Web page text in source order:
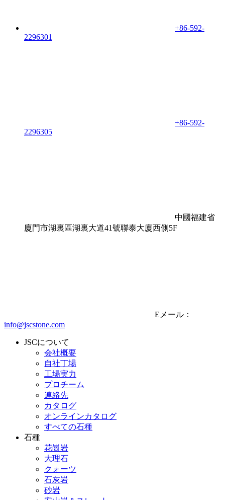
+86-592-
2296301
+86-592-
2296305
中國福建省
廈門市湖裏區湖裏大道41號聯泰大廈西側5F
Eメール：
info@jscstone.com
JSCについて
会社概要
自社丁場
工場実力
プロチーム
連絡先
カタログ
オンラインカタログ
すべての石種
石種
花崗岩
大理石
クォーツ
石灰岩
砂岩